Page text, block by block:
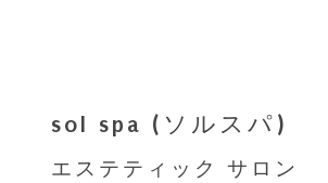
sol spa (ソルスパ)
エステティック サロン